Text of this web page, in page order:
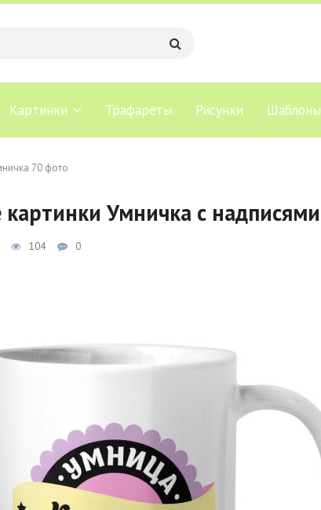
Картинки Трафареты Рисунки Шаблоны
70 фото
Умничка с надписями
104 0